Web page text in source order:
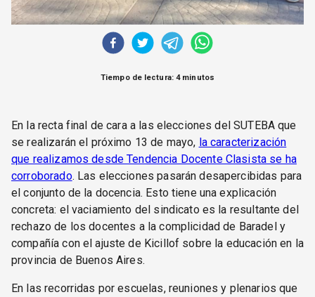
Tiempo de lectura: 4 minutos
En la recta final de cara a las elecciones del SUTEBA que
se realizarán el próximo 13 de mayo, la caracterización
que realizamos desde Tendencia Docente Clasista se ha
corroborado. Las elecciones pasarán desapercibidas para
el conjunto de la docencia. Esto tiene una explicación
concreta: el vaciamiento del sindicato es la resultante del
rechazo de los docentes a la complicidad de Baradel y
compañía con el ajuste de Kicillof sobre la educación en la
provincia de Buenos Aires.
En las recorridas por escuelas, reuniones y plenarios que